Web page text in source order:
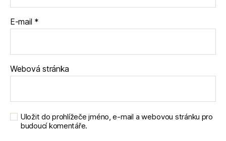
E-mail *
Webová stránka
Uložit do prohlížeče jméno, e-mail a webovou stránku pro
budoucí komentáře.